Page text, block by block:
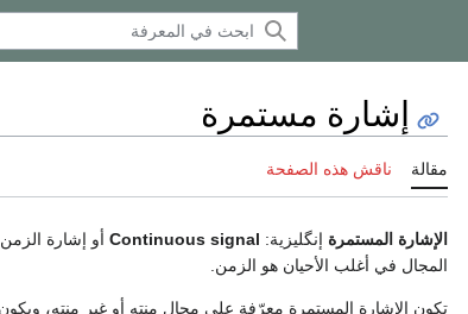
إشارة مستمرة
مقالة ناقش هذه الصفحة
الإشارة المستمرة إنگليزية: Continuous signal أو إشارة
المجال في أغلب الأحيان هو الزمن.
تكون الإشارة المستمرة معرّفة على مجال منته أو غير منته،